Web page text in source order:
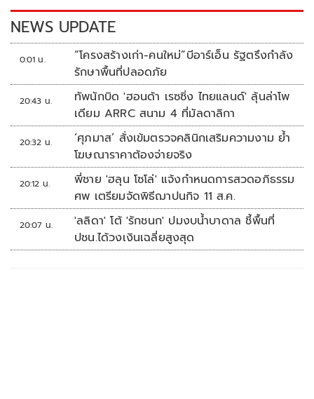
k k
NEWS UPDATE
0:01 น.
“โครงสร้างเก่า-คนใหม่”บีอาร์เอ็น รัฐตรึงกำลัง
รักษาพื้นที่ปลอดภัย
20:43 น.
ทัพนักบิด 'ฮอนด้า เรซซิ่ง ไทยแลนด์' ลุ้นล่าโพ
เดียม ARRC สนาม 4 ที่มัลดาลิกา
20:32 น.
‘ศุภมาส’ สั่งเข้มตรวจคลินิกเสริมความงาม ย้ำ
โฆษณาราคาต้องจ่ายจริง
20:12 น.
พี่ชาย 'ฮลุน โซโล่' แจ้งกำหนดการสวดอภิธรรม
ศพ เตรียมจัดพิธีฌาปนกิจ 11 ส.ค.
20:07 น.
'ลลิดา' โต้ 'รักชนก' ปมงบน้ำบาดาล ชี้พื้นที่
ปชน.ได้วงเงินเฉลี่ยสูงสุด